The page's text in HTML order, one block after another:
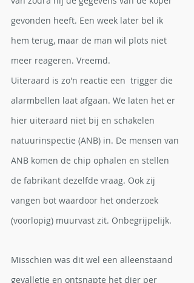
gevonden heeft. Een week later bel ik
hem terug, maar de man wil plots niet
meer reageren. Vreemd.
Uiteraard is zo'n reactie een  trigger die
alarmbellen laat afgaan. We laten het er
hier uiteraard niet bij en schakelen
natuurinspectie (ANB) in. De mensen van
ANB komen de chip ophalen en stellen
de fabrikant dezelfde vraag. Ook zij
vangen bot waardoor het onderzoek
(voorlopig) muurvast zit. Onbegrijpelijk.
Misschien was dit wel een alleenstaand
gevalletje en ontsnapte het dier per